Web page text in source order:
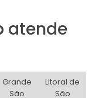
nos
onde o
é a
atende
Grande
São
Litoral de
São